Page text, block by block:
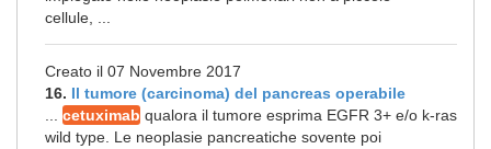
cellule, ...
Creato il 07 Novembre 2017
16. Il tumore (carcinoma) del pancreas operabile
cetuximab qualora il tumore esprima EGFR 3+ e/o k-ras
wild type. Le neoplasie pancreatiche sovente poi